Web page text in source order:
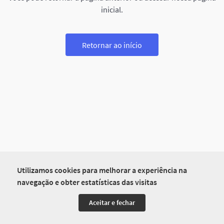
Utilizamos cookies para melhorar a experiência na
navegação e obter estatísticas das visitas
Aceitar e fechar
inicial.
Retornar ao início